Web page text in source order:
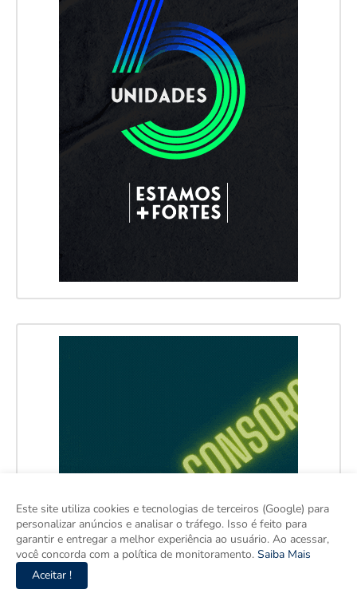
Este site utiliza cookies e tecnologias de terceiros (Google) para
personalizar anúncios e analisar o tráfego. Isso é feito para
garantir e entregar a melhor experiência ao usuário. Ao acessar,
você concorda com a política de monitoramento. Saiba Mais
Aceitar !